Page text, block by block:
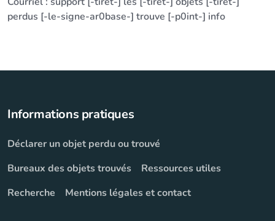
perdus [-le-signe-ar0base-] trouve [-p0int-] info
Informations pratiques
Déclarer un objet perdu ou trouvé
Bureaux des objets trouvés
Ressources utiles
Recherche
Mentions légales et contact